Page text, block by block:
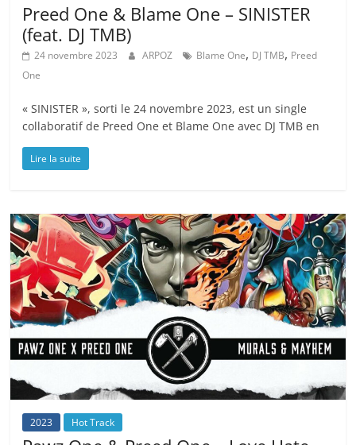
Preed One & Blame One – SINISTER
(feat. DJ TMB)
24 novembre 2023 ARPOZ Blame One, DJ TMB, Preed
One
« SINISTER », sorti le 24 novembre 2023, est un single
collaboratif de Preed One et Blame One avec DJ TMB en
Lire la suite
2023 Hot Track